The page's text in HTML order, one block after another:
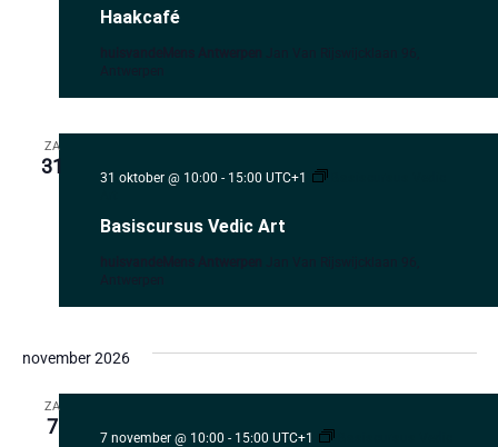
Haakcafé
ZA
31
Basiscursus Vedic Art
31 oktober @ 10:00 - 15:00 UTC+1
november 2026
ZA
7 7 november @ 10:00 - 15:00 UTC+1